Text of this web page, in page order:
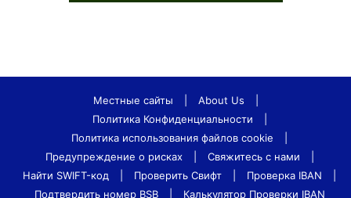
Местные сайты About Us
Политика Конфиденциальности
Политика использования файлов cookie
Предупреждение о рисках
Свяжитесь с нами
Найти SWIFT-код
Проверить Свифт Проверка IBAN
Подтвердить номер BSB
Калькулятор Проверки IBAN